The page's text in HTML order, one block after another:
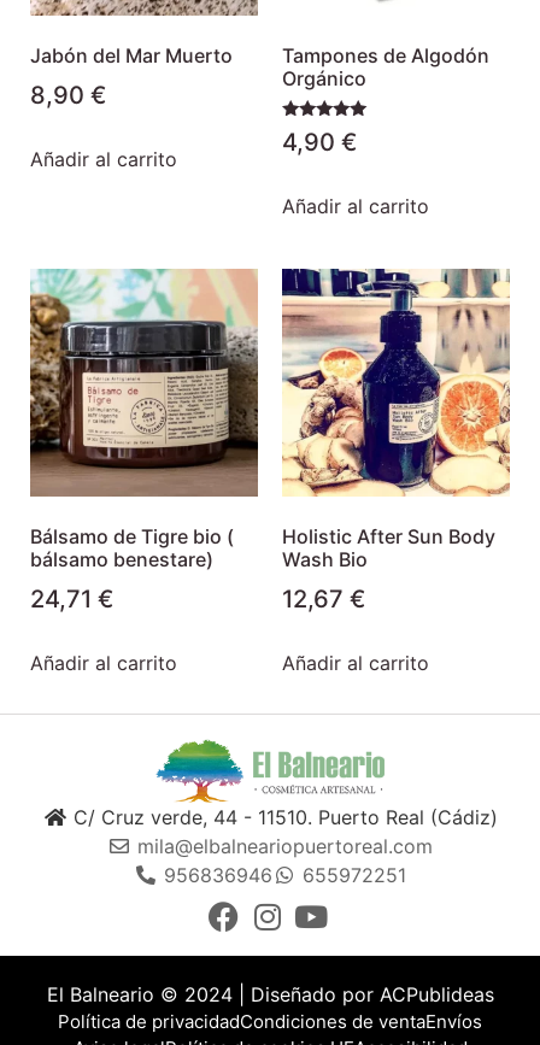
Jabón del Mar Muerto
8,90 €
Añadir al carrito
Tampones de Algodón
Orgánico
Valorado
con
4,90 €
Añadir al carrito
Bálsamo de Tigre bio (
bálsamo benestare)
24,71 €
Añadir al carrito
Holistic After Sun Body
Wash Bio
12,67 €
Añadir al carrito
C/ Cruz verde, 44 - 11510. Puerto Real (Cádiz)
mila@elbalneariopuertoreal.com
956836946
655972251
El Balneario © 2024 | Diseñado por ACPublideas
Política de privacidadCondiciones de ventaEnvíos